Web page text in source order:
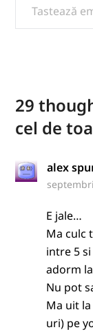
29
cel de
alex
E jale…
Ma culc
intre 5
adorm
Nu pot
Ma uit
uri) pe